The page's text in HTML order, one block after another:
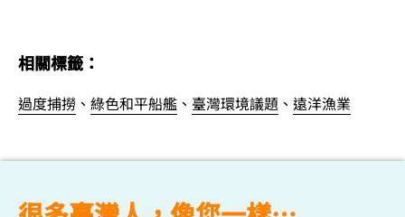
相關標籤：
過度捕撈 、 綠色和平船艦 、 臺灣環境議題 、 遠洋漁業